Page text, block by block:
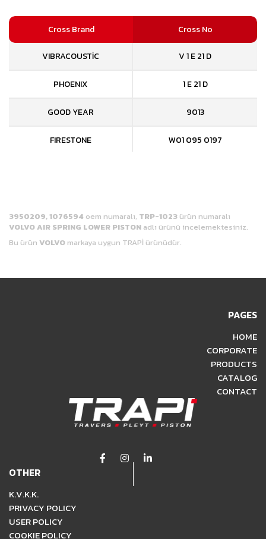
Cross Brand Cross No
VIBRACOUSTİC V 1 E 21 D
PHOENIX 1 E 21 D
GOOD YEAR 9013
FIRESTONE W01 095 0197
AIRTECH 3782
3950209, 1076594 oem numaralı, TRP-1023 ürün numaralı
VOLVO AIR SPRING LOWER PISTON adlı ürünü incelemektesiniz.
Bu ürün VOLVO markaya uygun TRAPİ ürünüdür.
PAGES
HOME
CORPORATE
PRODUCTS
CATALOG
CONTACT
OTHER
K.V.K.K.
PRIVACY POLICY
USER POLICY
COOKIE POLICY